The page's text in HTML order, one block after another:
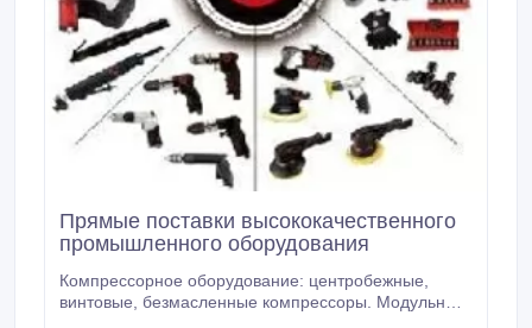
Прямые поставки высококачественного
промышленного оборудования
Компрессорное оборудование: центробежные,
винтовые, безмасленные компрессоры. Модульные,